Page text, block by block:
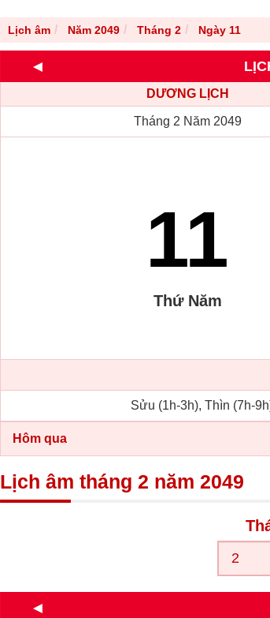
Lịch âm Năm 2049 Tháng 2 Ngày 11
◄
DƯƠNG LỊCH
Tháng 2 Năm 2049
11
Thứ Năm
Sửu (1h-3h), Thìn (7h-
Hôm qua
Lịch âm tháng 2 năm 2049
◄